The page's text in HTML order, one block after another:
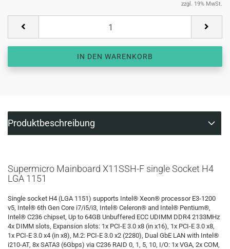
zzgl. 19% MwSt.
Produktbeschreibung
Supermicro Mainboard X11SSH-F single Socket H4
LGA 1151
Single socket H4 (LGA 1151) supports Intel® Xeon® processor E3-1200
v5, Intel® 6th Gen Core i7/i5/i3, Intel® Celeron® and Intel® Pentium®,
Intel® C236 chipset, Up to 64GB Unbuffered ECC UDIMM DDR4 2133MHz
4x DIMM slots, Expansion slots: 1x PCI-E 3.0 x8 (in x16), 1x PCI-E 3.0 x8,
1x PCI-E 3.0 x4 (in x8), M.2: PCI-E 3.0 x2 (2280), Dual GbE LAN with Intel®
i210-AT, 8x SATA3 (6Gbps) via C236 RAID 0, 1, 5, 10, I/O: 1x VGA, 2x COM,